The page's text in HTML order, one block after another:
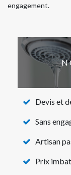
engagement.
Devis et
Sans
Artisan
Prix